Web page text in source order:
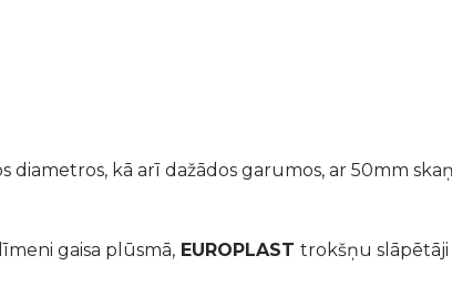
kā arī dažādos garumos, ar 50mm
gaisa plūsmā, EUROPLAST trokšņu slāpētāji